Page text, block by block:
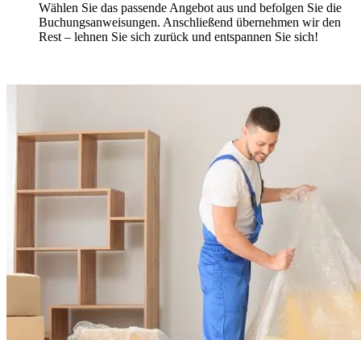
Wählen Sie das passende Angebot aus und befolgen Sie die
Buchungsanweisungen. Anschließend übernehmen wir den
Rest – lehnen Sie sich zurück und entspannen Sie sich!